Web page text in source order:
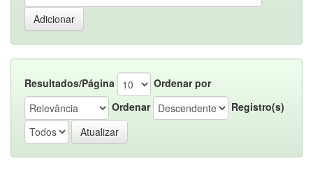
Resultados/Página
Ordenar por
Ordenar
Registro(s)